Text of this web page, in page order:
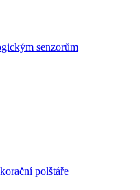
senzorům
polštáře